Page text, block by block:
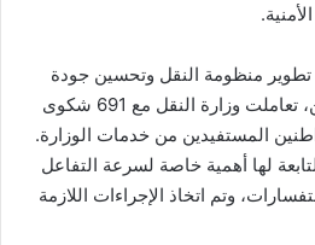
منظومة النقل وتحسين جودة
الخدمات المقدمة للمواطنين، تعاملت وزارة النقل مع 691 شكوى
المستفيدين من خدمات الوزارة.
لها أهمية خاصة لسرعة التفاعل
وتم اتخاذ الإجراءات اللازمة